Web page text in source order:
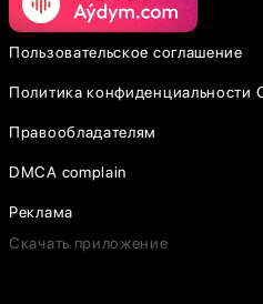
Пользовательское соглашение
Политика конфиденциальности
Правообладателям
DMCA complain
Реклама
Скачать приложение